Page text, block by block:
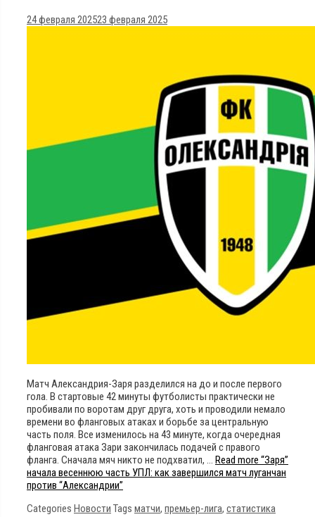
24 февраля 202523 февраля 2025
Матч Александрия-Заря разделился на до и после первого
гола. В стартовые 42 минуты футболисты практически не
пробивали по воротам друг друга, хоть и проводили немало
времени во фланговых атаках и борьбе за центральную
часть поля. Все изменилось на 43 минуте, когда очередная
фланговая атака Зари закончилась подачей с правого
фланга. Сначала мяч никто не подхватил, … Read more “Заря”
начала весеннюю часть УПЛ: как завершился матч луганчан
против “Александрии”
Categories Новости Tags матчи, премьер-лига, статистика